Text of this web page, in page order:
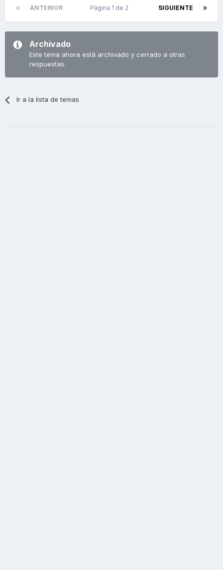
ANTERIOR SIGUIENTE
Página 1 de 2
Archivado
Este tema ahora está archivado y cerrado a otras
respuestas.
Ir a la lista de temas